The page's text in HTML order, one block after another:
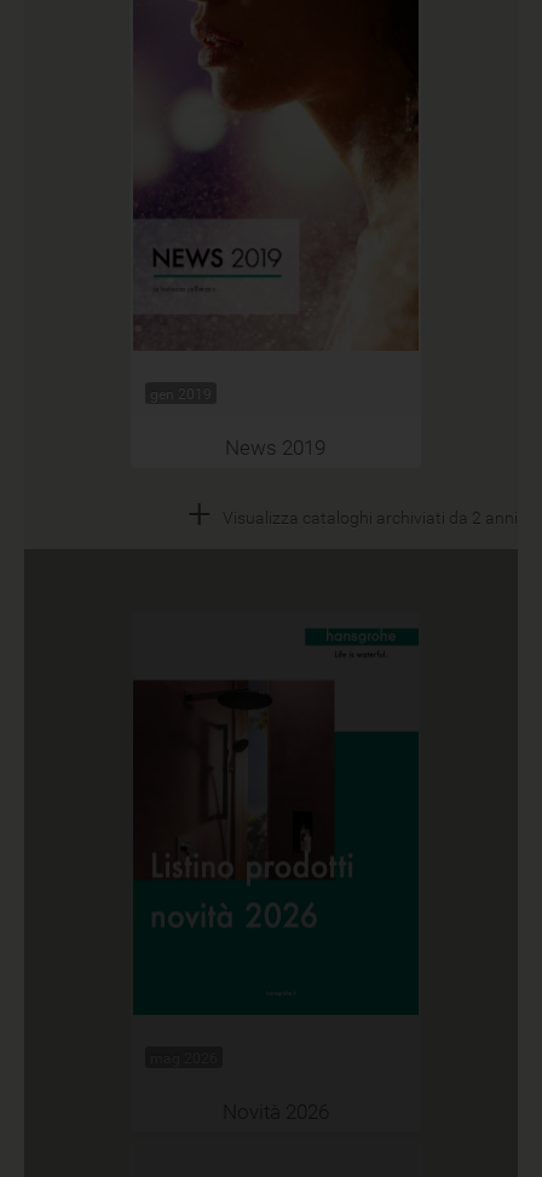
gen 2019
News 2019
+ Visualizza cataloghi archiviati da 2 anni